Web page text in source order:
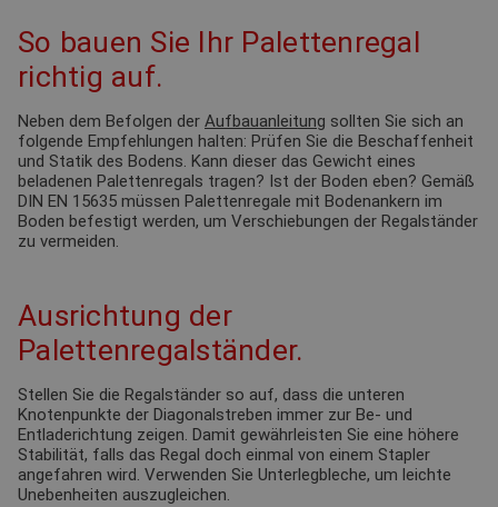
So bauen Sie Ihr Palettenregal
richtig auf.
Neben dem Befolgen der Aufbauanleitung sollten Sie sich an
folgende Empfehlungen halten: Prüfen Sie die Beschaffenheit
und Statik des Bodens. Kann dieser das Gewicht eines
beladenen Palettenregals tragen? Ist der Boden eben? Gemäß
DIN EN 15635 müssen Palettenregale mit Bodenankern im
Boden befestigt werden, um Verschiebungen der Regalständer
zu vermeiden.
Ausrichtung der
Palettenregalständer.
Stellen Sie die Regalständer so auf, dass die unteren
Knotenpunkte der Diagonalstreben immer zur Be- und
Entladerichtung zeigen. Damit gewährleisten Sie eine höhere
Stabilität, falls das Regal doch einmal von einem Stapler
angefahren wird. Verwenden Sie Unterlegbleche, um leichte
Unebenheiten auszugleichen.